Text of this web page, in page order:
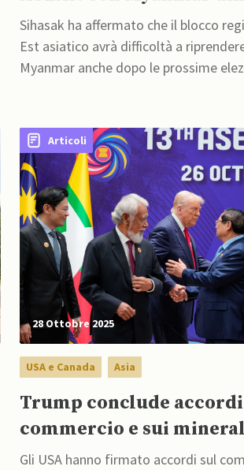
dopo le sue elezioni”
Sihasak ha affermato che il blocco
Est asiatico avrà difficoltà a
Myanmar anche dopo le prossime
Articoli
28 Ottobre 2025
USA e Canada Asia
Trump conclude
commercio e sui
essenziali nel Sud-Est
Gli USA hanno firmato accordi sul